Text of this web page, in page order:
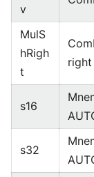
v
MulS
hRigh
t
right
s16
s32